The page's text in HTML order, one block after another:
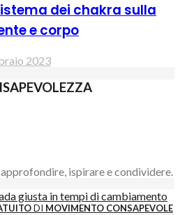
dei chakra sulla
e corpo
2023
ispirare e condividere.
DI MOVIMENTO CONSAPEVOLE